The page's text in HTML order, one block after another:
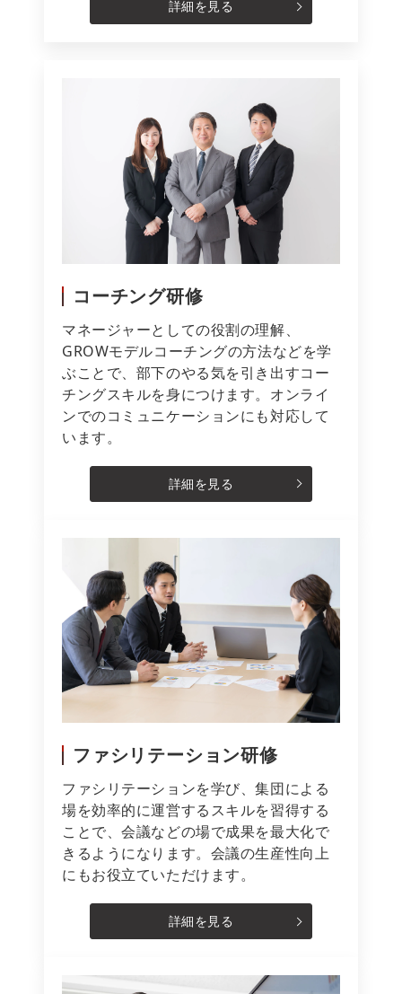
詳細を見る
コーチング研修
マネージャーとしての役割の理解、
GROWモデルコーチングの方法などを学
ぶことで、部下のやる気を引き出すコー
チングスキルを身につけます。オンライ
ンでのコミュニケーションにも対応して
います。
詳細を見る
ファシリテーション研修
ファシリテーションを学び、集団による
場を効率的に運営するスキルを習得する
ことで、会議などの場で成果を最大化で
きるようになります。会議の生産性向上
にもお役立ていただけます。
詳細を見る